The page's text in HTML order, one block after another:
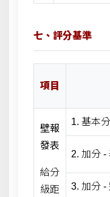
七、評分基準
項目
壁報
發表
給分
級距
1. 基本分
2. 加分 -
3. 加分 -